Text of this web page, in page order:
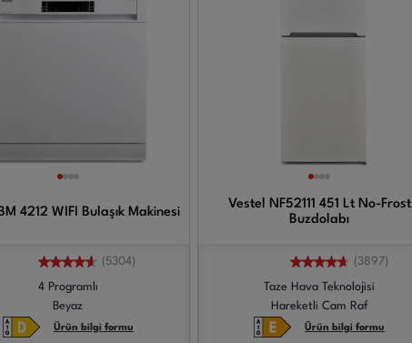
4212 WIFI Bulaşık Makinesi
(5304)
4 Programlı
Beyaz
Ürün bilgi formu
Vestel NF52111 451 Lt No-Frost
Buzdolabı
(3897)
Taze Hava Teknolojisi
Hareketli Cam Raf
Ürün bilgi formu